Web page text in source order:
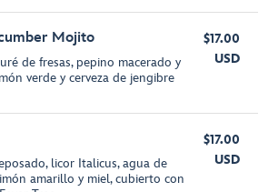
Mojito
de fresas, pepino macerado y
verde y cerveza de jengibre
$17.00
USD
licor Italicus, agua de
amarillo y miel, cubierto con
$17.00
USD